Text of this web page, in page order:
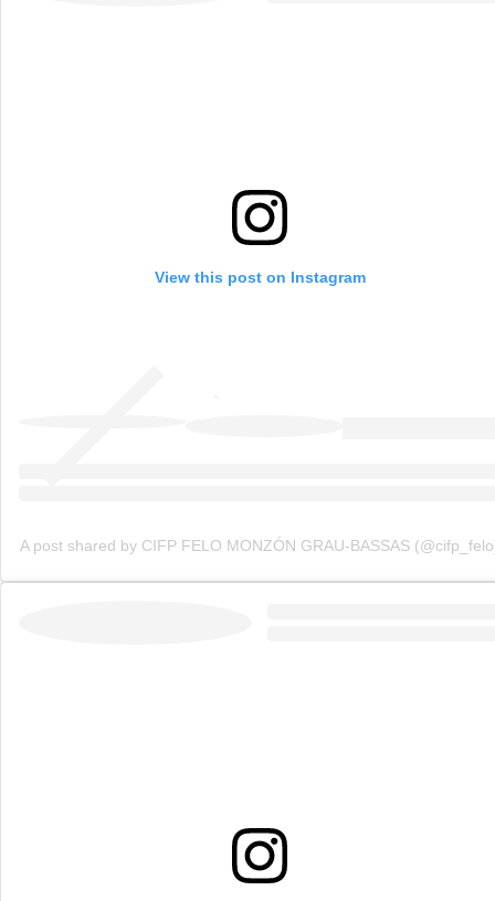
View this post on Instagram
A post shared by CIFP FELO MONZÓN GRAU-BASSAS